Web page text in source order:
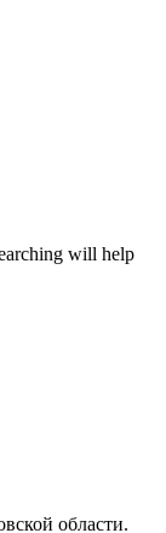
will help
области.